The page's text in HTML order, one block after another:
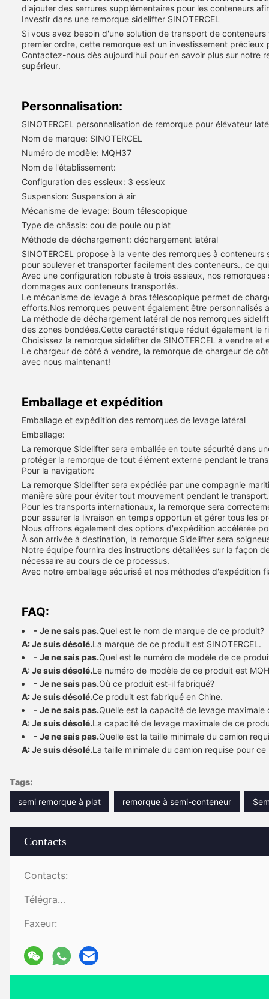
Contacts
Contacts:
Télégramme:
Faxeur:
d'ajouter des serrures supplémentaires pour les conteneurs
Investir dans une remorque sidelifter SINOTERCEL
Si vous avez besoin d'une solution de transport de
premier ordre, cette remorque est un investissement
Contactez-nous dès aujourd'hui pour en savoir plus sur
supérieur.
Personnalisation:
SINOTERCEL personnalisation de remorque pour élévateur
Nom de marque: SINOTERCEL
Numéro de modèle: MQH37
Nom de l'établissement:
Configuration des essieux: 3 essieux
Suspension: Suspension à air
Mécanisme de levage: Boum télescopique
Type de châssis: cou de poule ou plat
Méthode de déchargement: déchargement latéral
SINOTERCEL propose à la vente des remorques à
pour soulever et transporter facilement des conteneurs., ce
Avec une configuration robuste à trois essieux, nos
dommages aux conteneurs transportés.
Le mécanisme de levage à bras télescopique permet de
efforts.Nos remorques peuvent également être
La méthode de déchargement latéral de nos remorques
des zones bondées.Cette caractéristique réduit également
Choisissez la remorque sidelifter de SINOTERCEL à vendre
Le chargeur de côté à vendre, la remorque de chargeur de
avec nous maintenant!
Emballage et expédition
Emballage et expédition des remorques de levage latéral
Emballage:
La remorque Sidelifter sera emballée en toute sécurité dans
protéger la remorque de tout élément externe pendant le
Pour la navigation:
La remorque Sidelifter sera expédiée par une compagnie
manière sûre pour éviter tout mouvement pendant le transport.
Pour les transports internationaux, la remorque sera
pour assurer la livraison en temps opportun et gérer tous les
Nous offrons également des options d'expédition accélérée
À son arrivée à destination, la remorque Sidelifter sera
Notre équipe fournira des instructions détaillées sur la façon
nécessaire au cours de ce processus.
Avec notre emballage sécurisé et nos méthodes
FAQ:
- Je ne sais pas.Quel est le nom de marque de ce produit?
A: Je suis désolé.La marque de ce produit est SINOTERCEL.
- Je ne sais pas.Quel est le numéro de modèle de ce
A: Je suis désolé.Le numéro de modèle de ce produit est
- Je ne sais pas.Où ce produit est-il fabriqué?
A: Je suis désolé.Ce produit est fabriqué en Chine.
- Je ne sais pas.Quelle est la capacité de levage maximale
A: Je suis désolé.La capacité de levage maximale de ce
- Je ne sais pas.Quelle est la taille minimale du camion
A: Je suis désolé.La taille minimale du camion requise pour
Tags:
semi remorque à plat
remorque à semi-conteneur